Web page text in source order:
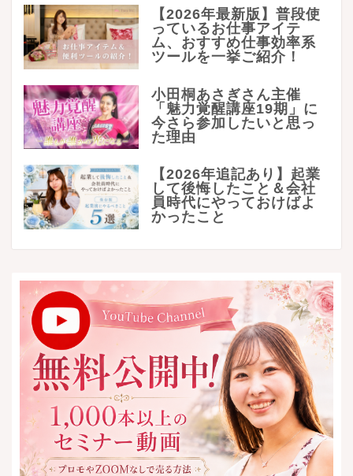
【2026年最新版】普段使
っているお仕事アイテ
ム、おすすめ仕事効率系
ツールを一挙ご紹介！
小田桐あさぎさん主催
「魅力覚醒講座19期」に
今さら参加したいと思っ
た理由
【2026年追記あり】起業
して後悔したこと＆会社
員時代にやっておけばよ
かったこと